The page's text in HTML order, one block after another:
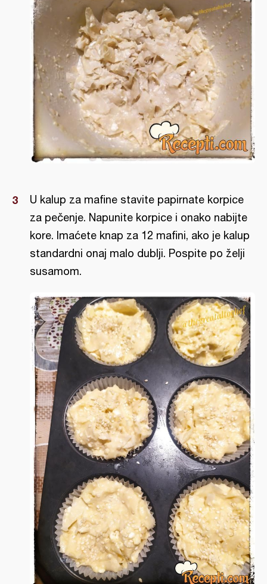
U kalup za mafine stavite papirnate korpice
za pečenje. Napunite korpice i onako nabijte
kore. Imaćete knap za 12 mafini, ako je kalup
standardni onaj malo dublji. Pospite po želji
susamom.